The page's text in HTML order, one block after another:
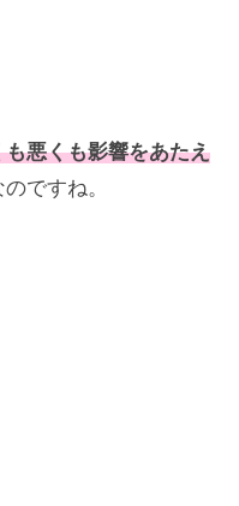
も悪くも影響をあたえ
のですね。